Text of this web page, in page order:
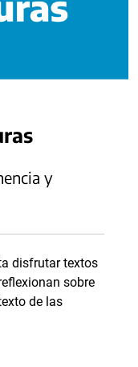
y
disfrutar textos
sobre
de las